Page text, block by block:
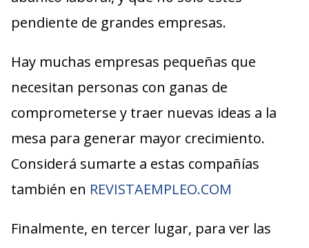
pendiente de grandes empresas.
Hay muchas empresas pequeñas que
necesitan personas con ganas de
comprometerse y traer nuevas ideas a la
mesa para generar mayor crecimiento.
Considerá sumarte a estas compañías
también en REVISTAEMPLEO.COM
Finalmente, en tercer lugar, para ver las